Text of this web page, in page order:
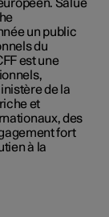
Salué
un public
du
est une
de la
et
des
fort
à la